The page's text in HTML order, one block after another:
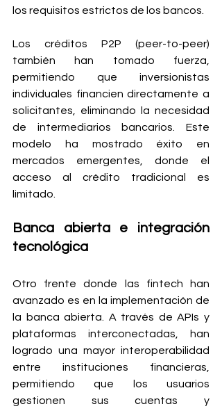
los requisitos estrictos de los bancos.
Los créditos P2P (peer-to-peer)
también han tomado fuerza,
permitiendo que inversionistas
individuales financien directamente a
solicitantes, eliminando la necesidad
de intermediarios bancarios. Este
modelo ha mostrado éxito en
mercados emergentes, donde el
acceso al crédito tradicional es
limitado.
Banca abierta e integración
tecnológica
Otro frente donde las fintech han
avanzado es en la implementación de
la banca abierta. A través de APIs y
plataformas interconectadas, han
logrado una mayor interoperabilidad
entre instituciones financieras,
permitiendo que los usuarios
gestionen sus cuentas y